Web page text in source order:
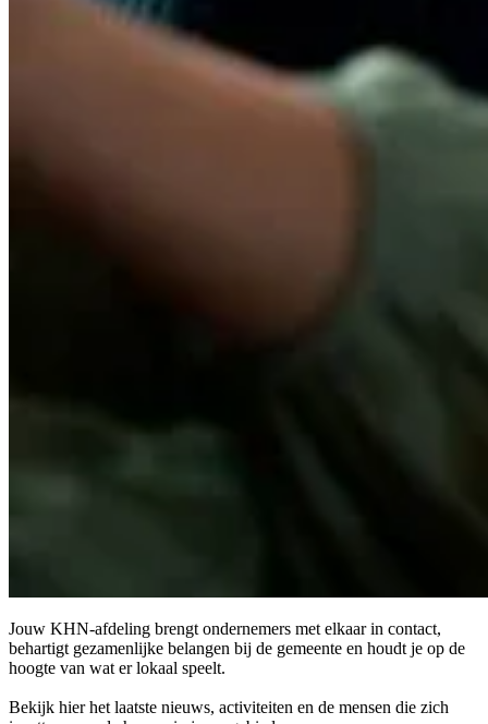
Jouw KHN-afdeling brengt ondernemers met elkaar in contact,
behartigt gezamenlijke belangen bij de gemeente en houdt je op de
hoogte van wat er lokaal speelt.
Bekijk hier het laatste nieuws, activiteiten en de mensen die zich